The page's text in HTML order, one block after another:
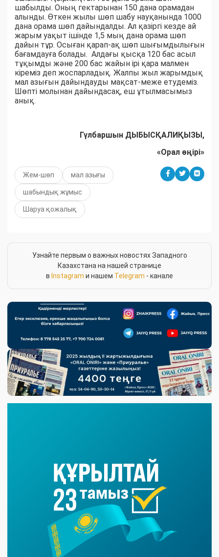
шабылды. Оның гектарынан 150 дана орамадан
алынды. Өткен жылы шөп шабу науқанында 1000
дана орама шөп дайындалды. Ал қазіргі кезде ай
жарым уақыт ішінде 1,5 мың дана орама шөп
дайын тұр. Осыған қарап-ақ шөп шығымдылығын
бағамдауға болады. Алдағы қысқа 120 бас асыл
тұқымды және 200 бас жайын ірі қара малмен
кіреміз деп жоспарладық. Жалпы жыл жарымдық
мал азығын дайындауды мақсат-меже етудеміз.
Шөпті молынан дайындасақ, еш ұтылмасымыз
анық.
Гүлбаршын ДЫБЫСҚАЛИҚЫЗЫ,
«Орал өңірі»
Жем-шөп мал азығы
шабындық жұмыс
Шаруа қожалық
Узнайте первым о важных новостях Западного
Казахстана на нашей странице
в Instagram и нашем Telegram - канале